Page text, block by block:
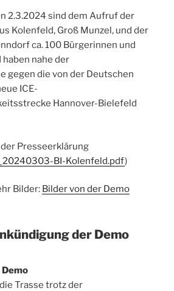
2.3.2024 sind dem Aufruf der
Kolenfeld, Groß Munzel, und der
ca. 100 Bürgerinnen und
nahe der
gegen die von der Deutschen
ICE-
Hannover-Bielefeld
Presseerklärung
BI-Kolenfeld.pdf)
Bilder: Bilder von der Demo
der Demo
Trasse trotz der